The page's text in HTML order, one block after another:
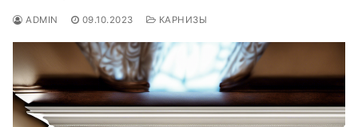
ADMIN 09.10.2023 КАРНИЗЫ